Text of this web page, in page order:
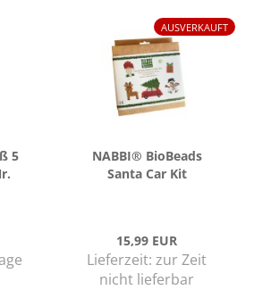
5
AUSVERKAUFT
NABBI® Bio­Beads
Santa Car Kit
15,99 EUR
Lieferzeit: zur Zeit
nicht lieferbar